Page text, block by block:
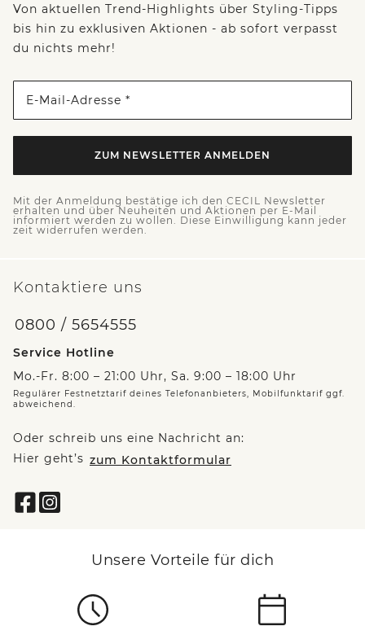
Von aktuellen Trend-Highlights über Styling-Tipps
bis hin zu exklusiven Aktionen - ab sofort verpasst
du nichts mehr!
E-Mail-Adresse *
ZUM NEWSLETTER ANMELDEN
Mit der Anmeldung bestätige ich den CECIL Newsletter
erhalten und über Neuheiten und Aktionen per E-Mail
informiert werden zu wollen. Diese Einwilligung kann jeder
zeit widerrufen werden.
Kontaktiere uns
0800 / 5654555
Service Hotline
Mo.-Fr. 8:00 – 21:00 Uhr, Sa. 9:00 – 18:00 Uhr
Regulärer Festnetztarif deines Telefonanbieters, Mobilfunktarif ggf.
abweichend.
Oder schreib uns eine Nachricht an:
Hier geht’s zum Kontaktformular
Unsere Vorteile für dich